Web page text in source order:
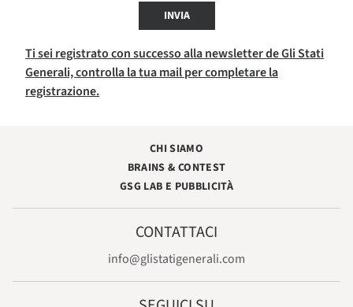
INVIA
Ti sei registrato con successo alla newsletter de Gli Stati
Generali, controlla la tua mail per completare la
registrazione.
CHI SIAMO
BRAINS & CONTEST
GSG LAB E PUBBLICITÀ
CONTATTACI
info@glistatigenerali.com